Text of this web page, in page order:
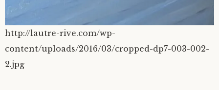
http://lautre-rive.com/wp-
content/uploads/2016/03/cropped-dp7-003-002-
2.jpg